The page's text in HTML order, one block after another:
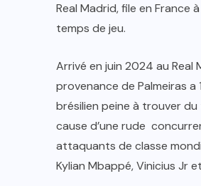
Real Madrid, file en France
temps de jeu.
Arrivé en juin 2024 au Real
provenance de Palmeiras a
brésilien peine à trouver du
cause d’une rude
attaquants de classe
Kylian Mbappé, Vinicius Jr